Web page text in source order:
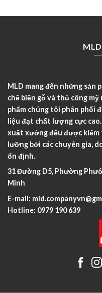
MLD mang đến những sản
chế biến gỗ và thủ công
phẩm chúng tôi phân phối
liệu đạt chất lượng cực
xuất xưởng đều được
lưỡng bởi các chuyên gia,
ổn định.
31 Đường D5, Phường
Minh
E-mail:
Hotline: 0979 190 639